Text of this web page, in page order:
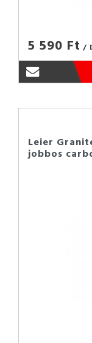
5 590 Ft /
Leier
jobbos